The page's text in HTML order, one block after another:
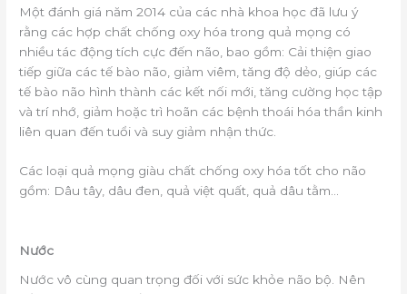
Một đánh giá năm 2014 của các nhà khoa học đã lưu ý
rằng các hợp chất chống oxy hóa trong quả mọng có
nhiều tác động tích cực đến não, bao gồm: Cải thiện giao
tiếp giữa các tế bào não, giảm viêm, tăng độ dẻo, giúp các
tế bào não hình thành các kết nối mới, tăng cường học tập
và trí nhớ, giảm hoặc trì hoãn các bệnh thoái hóa thần kinh
liên quan đến tuổi và suy giảm nhận thức.
Các loại quả mọng giàu chất chống oxy hóa tốt cho não
gồm: Dâu tây, dâu đen, quả việt quất, quả dâu tằm…
Nước
Nước vô cùng quan trọng đối với sức khỏe não bộ. Nên